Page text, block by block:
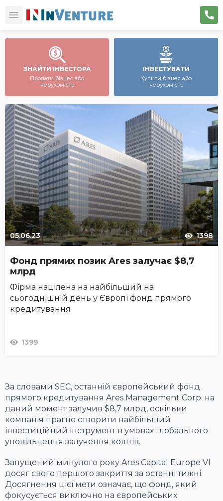
ЗНАЙТИ ІНВЕСТОРА
Продати бізнес або
нерухомість
ІНВЕСТУВАТИ
Купити бізнес або
нерухомість
05.06.23 1398
Фонд прямих позик Ares залучає $8,7
млрд
Фірма націлена на найбільший на
сьогоднішній день у Європі фонд прямого
кредитування
1399
За словами SEC, останній європейський фонд
прямого кредитування Ares Management Corp. на
даний момент залучив $8,7 млрд, оскільки
компанія прагне створити найбільший
інвестиційний інструмент в умовах глобального
уповільнення залучення коштів.
Запущений минулого року Ares Capital Europe VI
досяг свого першого закриття за останні тижні.
Досягнення цієї мети означає, що фонд, який
фокусується виключно на європейських